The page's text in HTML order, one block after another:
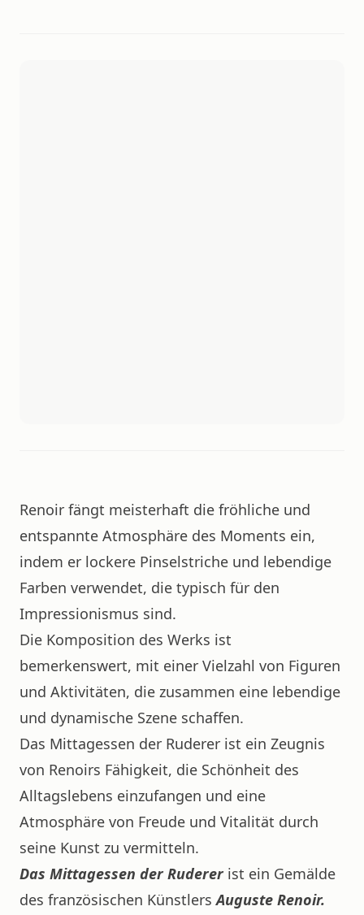
Renoir fängt meisterhaft die fröhliche und
entspannte Atmosphäre des Moments ein,
indem er lockere Pinselstriche und lebendige
Farben verwendet, die typisch für den
Impressionismus sind.
Die Komposition des Werks ist
bemerkenswert, mit einer Vielzahl von Figuren
und Aktivitäten, die zusammen eine lebendige
und dynamische Szene schaffen.
Das Mittagessen der Ruderer ist ein Zeugnis
von Renoirs Fähigkeit, die Schönheit des
Alltagslebens einzufangen und eine
Atmosphäre von Freude und Vitalität durch
seine Kunst zu vermitteln.
Das Mittagessen der Ruderer ist ein Gemälde
des französischen KünstlersAuguste Renoir.